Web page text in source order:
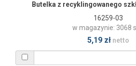
Butelka z recyklingowanego
16259-03
w magazynie: 3068
5,19 złnetto